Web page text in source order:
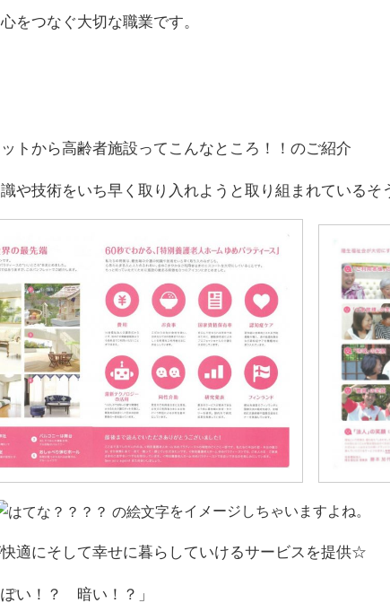
をつなぐ大切な職業です。
トから高齢者施設ってこんなところ！！のご紹介
や技術をいち早く取り入れようと取り組まれているそ
をイメージしちゃいますよね。
適にそして幸せに暮らしていけるサービスを提供☆
ぽい！？ 暗い！？」